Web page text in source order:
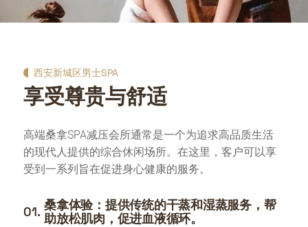
西安新城区男士SPA
享受尊贵与舒适
高端桑拿SPA减压会所通常是一个为追求高品质生活
的现代人提供的综合休闲场所。在这里，客户可以享
受到一系列旨在促进身心健康的服务。
01. 桑拿体验：提供传统的干蒸和湿蒸服务，帮
助放松肌肉，促进血液循环。